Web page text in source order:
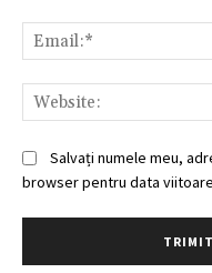
Salvați numele meu,
browser pentru data